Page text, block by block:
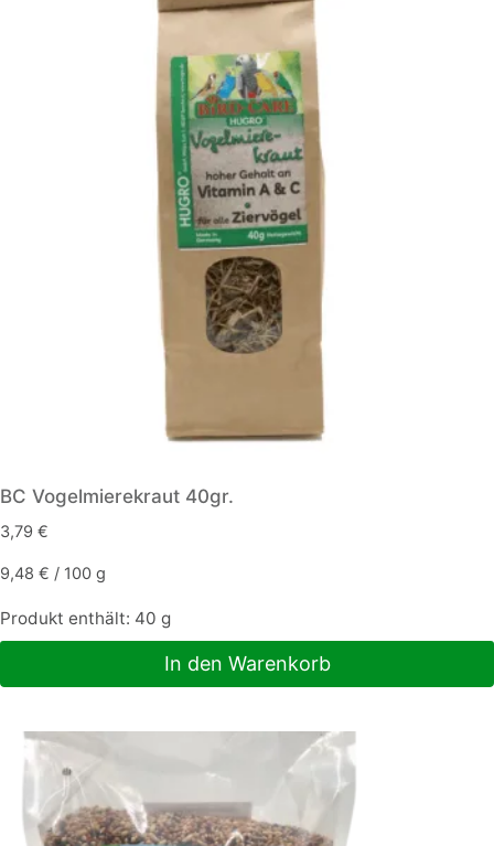
BC Vogelmierekraut 40gr.
3,79 €
9,48 € / 100 g
Produkt enthält: 40 g
In den Warenkorb